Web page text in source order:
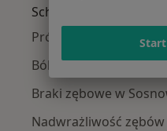
Schorzenia w Sosnowcu
Próchnica w Sosnowcu
Ból zęba w Sosnowcu
Braki zębowe w
Nadwrażliwość